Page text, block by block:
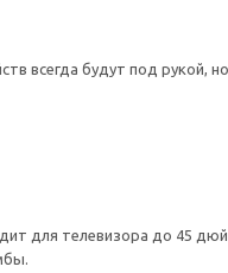
всегда будут под рукой,
для телевизора до 45